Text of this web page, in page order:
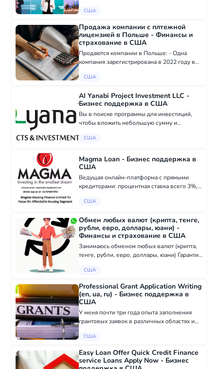
Присоединяйтесь к элитной сети ведущих
коллекционеров...
США
Продажа компании с плтежной
лицензией в Польше - Финансы и
страхование в США
Продаются компании в Польше: - Одна
компания зарегистрирована в 2022 году в
Instytucja Płatnicza (SPI), это компания с
прям...
США
AI Yanabi Project Investment LLC -
Бизнес поддержка в США
Вы в поиске программы для инвестиций,
чтобы вложить небольшую сумму и
сроки? Вот ваш шанс заработать
AI Yanabi Investment. М...
США
Magma Loan - Бизнес поддержка в
США
Ведущая онлайн-платформа с прямыми
кредиторами: процентная ставка всего 3%,
погашения. Наши финансовые услуги
по всему миру. Свя...
США
Обмен любых валют (крипта, тенге,
рубли, евро, доллары, юани) -
Финансы и страхование в США
Занимаюсь обменом любых валют (крипта,
тенге, рубли, евро, доллары, юани) Гарантия
США
Professional Grant Application Writing
(en, ua, ru) - Бизнес поддержка в
США
У меня почти три года опыта заполнения
грантовых заявок в различных областях и
культурных проектов до образовательных и
подго...
США
Easy Loan Offer Quick Credit Finance
service Loans Apply Now - Бизнес